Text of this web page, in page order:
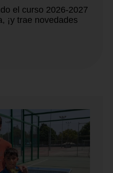
el curso 2026-2027
¡y trae novedades